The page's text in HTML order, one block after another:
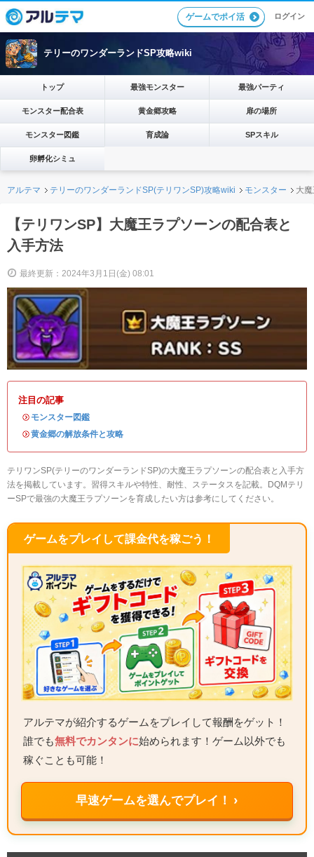
ゲームでポイ活 ログイン
テリーのワンダーランドSP攻略wiki
トップ 最強モンスター 最強パーティ
モンスター配合表 黄金郷攻略 扉の場所
モンスター図鑑 育成論 SPスキル
卵孵化シミュ
アルテマ テリーのワンダーランドSP(テリワンSP)攻略wiki モンスター 大
【テリワンSP】大魔王ラプソーンの配合表と
入手方法
最終更新：2024年3月1日(金) 08:01
注目の記事
・ モンスター図鑑
・黄金郷の解放条件と攻略
テリワンSP(テリーのワンダーランドSP)の大魔王ラプソーンの配合表と入手方
法を掲載しています。習得スキルや特性、耐性、ステータスを記載。DQMテリ
ーSPで最強の大魔王ラプソーンを育成したい方は参考にしてください。
ゲームをプレイして課金代を稼ごう！
アルテマが紹介するゲームをプレイして報酬をゲット！
誰でも無料でカンタンに始められます！ゲーム以外でも
稼ぐことも可能！
早速ゲームを選んでプレイ！ ›